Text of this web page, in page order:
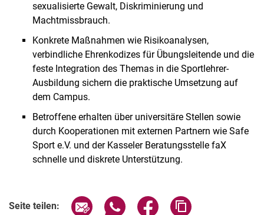
sexualisierte Gewalt, Diskriminierung und
Machtmissbrauch.
Konkrete Maßnahmen wie Risikoanalysen,
verbindliche Ehrenkodizes für Übungsleitende und die
feste Integration des Themas in die Sportlehrer-
Ausbildung sichern die praktische Umsetzung auf
dem Campus.
Betroffene erhalten über universitäre Stellen sowie
durch Kooperationen mit externen Partnern wie Safe
Sport e.V. und der Kasseler Beratungsstelle faX
schnelle und diskrete Unterstützung.
Seite teilen: Seite über E-Mail teilen
Seite über WhatsApp teilen
Seite über Facebook